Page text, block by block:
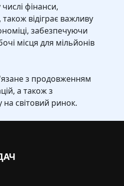
фінанси,
відіграє важливу
забезпечуючи
місця для мільйонів
з продовженням
а також з
світовий ринок.